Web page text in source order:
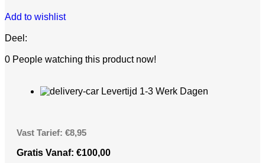
Add to wishlist
Deel:
0 People watching this product now!
Levertijd 1-3 Werk Dagen
Vast Tarief: €8,95
Gratis Vanaf: €100,00